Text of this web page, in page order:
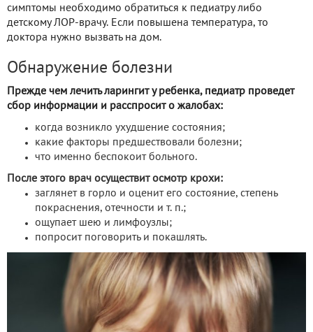
симптомы необходимо обратиться к педиатру либо
детскому ЛОР-врачу. Если повышена температура, то
доктора нужно вызвать на дом.
Обнаружение болезни
Прежде чем лечить ларингит у ребенка, педиатр проведет
сбор информации и расспросит о жалобах:
когда возникло ухудшение состояния;
какие факторы предшествовали болезни;
что именно беспокоит больного.
После этого врач осуществит осмотр крохи:
заглянет в горло и оценит его состояние, степень
покраснения, отечности и т. п.;
ощупает шею и лимфоузлы;
попросит поговорить и покашлять.